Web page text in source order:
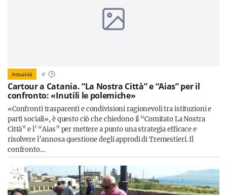
Attualità 4'
Cartour a Catania. “La Nostra Città” e “Aias” per il
confronto: «Inutili le polemiche»
«Confronti trasparenti e condivisioni ragionevoli tra istituzioni e
parti sociali», è questo ciò che chiedono il “Comitato La Nostra
Città” e l’ “Aias” per mettere a punto una strategia efficace e
risolvere l’annosa questione degli approdi di Tremestieri. Il
confronto…